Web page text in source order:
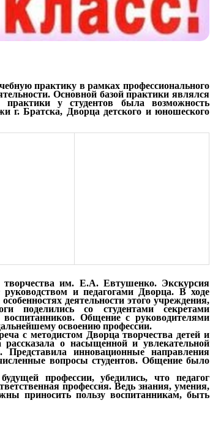
практику в рамках профессионального
Основной базой практики являлся
практики у студентов была возможность
г. Братска, Дворца детского и юношеского
творчества им. Е.А. Евтушенко. Экскурсия
руководством и педагогами Дворца. В ходе
деятельности этого учреждения,
поделились со студентами секретами
воспитанников. Общение с руководителями
освоению профессии.
с методистом Дворца творчества детей и
о насыщенной и увлекательной
Представила инновационные направления
вопросы студентов. Общение было
профессии, убедились, что педагог
профессия. Ведь знания, умения,
приносить пользу воспитанникам, быть